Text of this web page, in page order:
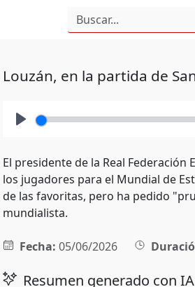
Louzán, en la partida de
El presidente de la Real Federación
los jugadores para el Mundial de
de las favoritas, pero ha pedido
mundialista.
Fecha: 05/06/2026
Resumen generado con IA